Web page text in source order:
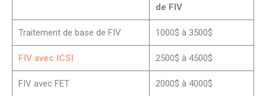
de FIV
Traitement de base de FIV 1000$ à 3500$
FIV avec ICSI 2500$ à 4500$
FIV avec FET 2000$ à 4000$